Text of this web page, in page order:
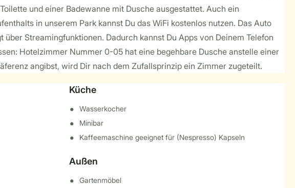
und einer Badewanne mit Dusche ausgestattet. Auch ein
in unserem Park kannst Du das WiFi kostenlos nutzen. Das Auto
Streamingfunktionen. Dadurch kannst Du Apps von Deinem Telefon
Hotelzimmer Nummer 0-05 hat eine begehbare Dusche anstelle einer
angibst, wird Dir nach dem Zufallsprinzip ein Zimmer zugeteilt.
Küche
Wasserkocher
Minibar
Kaffeemaschine geeignet für (Nespresso) Kapseln
Außen
Gartenmöbel